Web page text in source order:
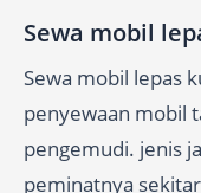
Sewa mobil
Sewa mobil lepas
penyewaan mobil
pengemudi. jenis
peminatnya